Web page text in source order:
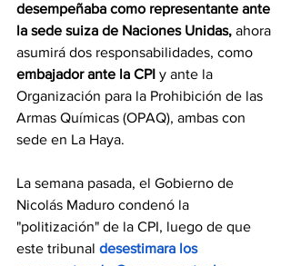
desempeñaba como representante ante
la sede suiza de Naciones Unidas, ahora
asumirá dos responsabilidades, como
embajador ante la CPI y ante la
Organización para la Prohibición de las
Armas Químicas (OPAQ), ambas con
sede en La Haya.
La semana pasada, el Gobierno de
Nicolás Maduro condenó la
"politización" de la CPI, luego de que
este tribunal desestimara los